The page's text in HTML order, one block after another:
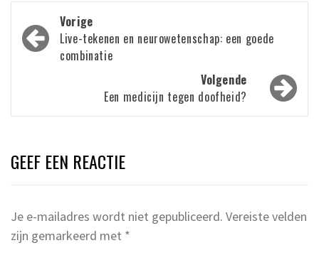
Bericht
navigatie
Vorige
Live-tekenen en neurowetenschap: een goede
combinatie
Volgende
Een medicijn tegen doofheid?
GEEF EEN REACTIE
Je e-mailadres wordt niet gepubliceerd. Vereiste velden
zijn gemarkeerd met *